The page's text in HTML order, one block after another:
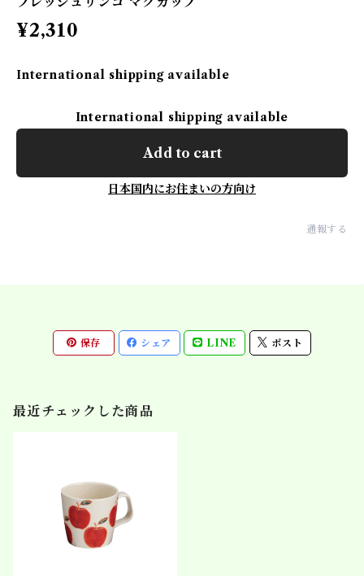
¥2,310
International shipping available
International shipping available
Add to cart
日本国内にお住まいの方向け
通報する
保存 シェア LINE ポスト
最近チェックした商品